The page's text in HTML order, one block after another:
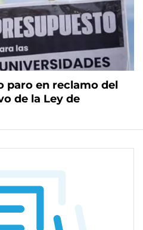
paro en reclamo del
de la Ley de